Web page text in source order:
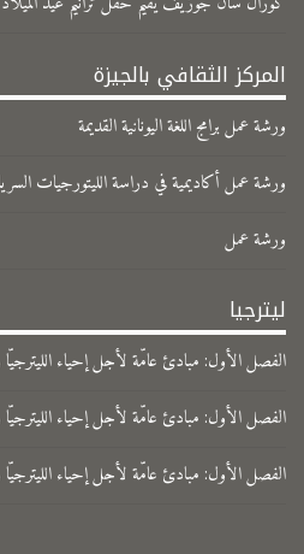
المركز الثقافي بالجيزة
ورشة عمل برامج اللغة اليونانية القديمة
ورشة عمل أكاديمية في دراسة الليتورجيات
ورشة عمل
ليترجيا
الفصل الأول: مبادئ عامّة لأجل إحياء الليترجيّا
الفصل الأول: مبادئ عامّة لأجل إحياء الليترجيّا
الفصل الأول: مبادئ عامّة لأجل إحياء الليترجيّا